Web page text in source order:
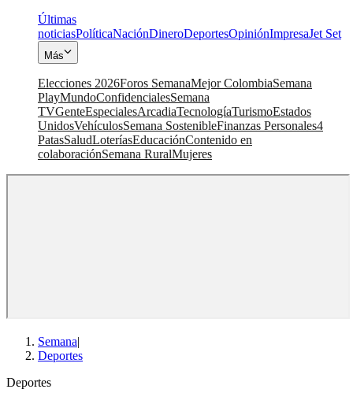
Últimas
noticiasPolíticaNaciónDineroDeportesOpiniónImpresaJet Set
Más
Elecciones 2026Foros SemanaMejor ColombiaSemana
PlayMundoConfidencialesSemana
TVGenteEspecialesArcadiaTecnologíaTurismoEstados
UnidosVehículosSemana SostenibleFinanzas Personales4
PatasSaludLoteríasEducaciónContenido en
colaboraciónSemana RuralMujeres
Semana|
Deportes
Deportes